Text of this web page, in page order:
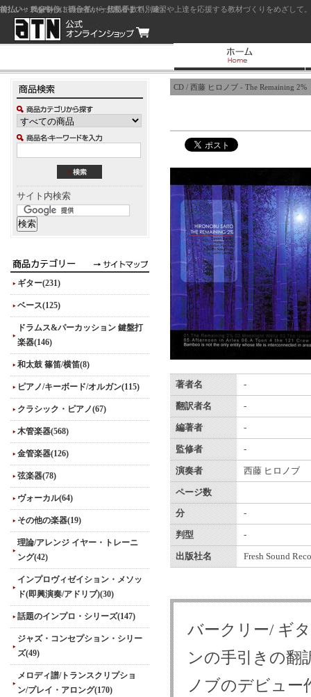
ジャズを中心に初心者から上級者まで、練習や上達を応援する教材づくりをめざし
サイト内検索
ギター(231)
ベース(125)
ドラムス&パーカッション 鍵盤打
楽器(146)
和太鼓 篠笛/横笛(8)
ピアノ/キーボード/オルガン(115)
クラシック・ピアノ(67)
木管楽器(568)
金管楽器(126)
弦楽器(78)
ヴォーカル(64)
その他の楽器(19)
理論/アレンジ イヤー・トレーニ
ング(42)
インプロヴィゼイション・メソッ
ド(即興演奏/アドリブ)(30)
話題のインプロ・シリーズ(147)
ジャズ・コンセプション・シリー
ズ(49)
メロディ譜/トランスクリプショ
ン/プレイ・アロング(170)
CD / 西藤 ヒロノブ - The Remaining 2%
著者名 -
翻訳者名 -
編著者 -
監修者 -
演奏者 西藤 ヒロノブ
ページ数
分 -
判型 -
出版社名 Fresh Sound
バークリー/ ギ
ンの手引きの翻
ノブのデビュー
前払い：クレジットカード（一括払い）
後払い：代金引換（現金払い・代引手数料別途）
前払い：PayPay